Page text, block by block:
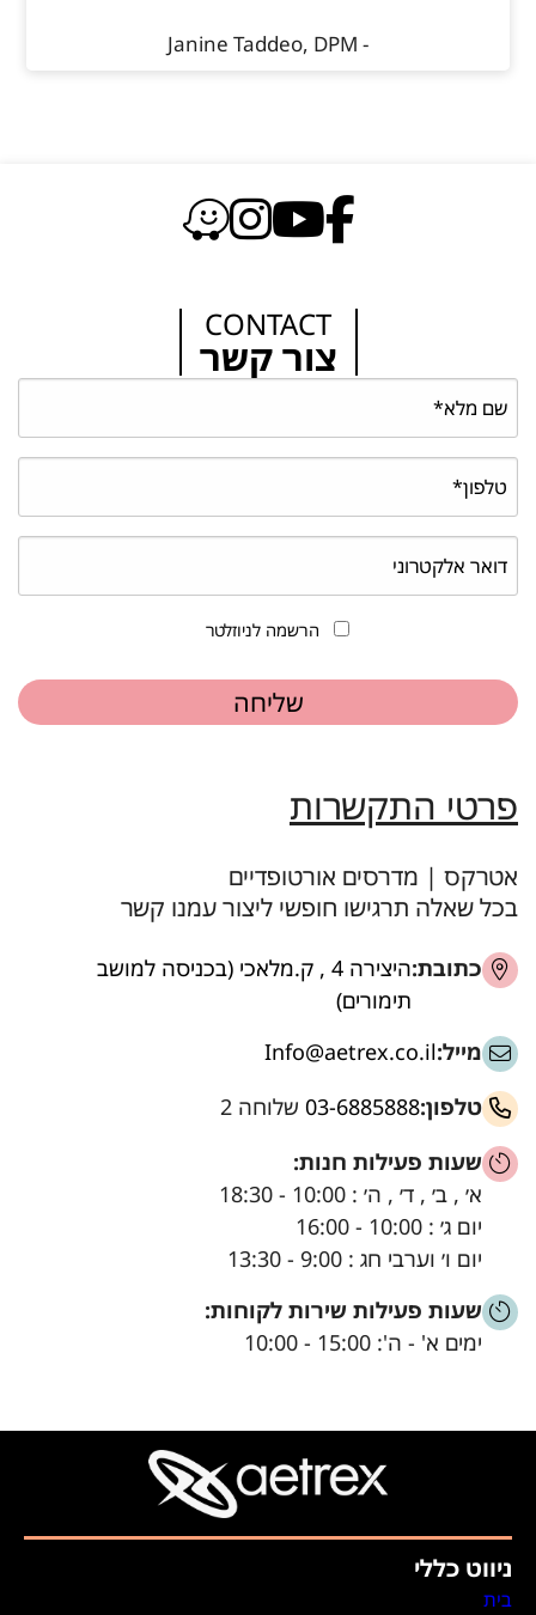
- Janine Taddeo, DPM
CONTACT
צור קשר
הרשמה לניוזלטר
פרטי התקשרות
אטרקס | מדרסים אורטופדיים
בכל שאלה תרגישו חופשי ליצור עמנו קשר
כתובת:
היצירה 4 , ק.מלאכי (בכניסה למושב
תימורים)
מייל:Info@aetrex.co.il
טלפון:03-6885888 שלוחה 2
שעות פעילות חנות:
א׳ , ב׳ , ד׳ , ה׳ : 10:00 - 18:30
יום ג׳ : 10:00 - 16:00
יום ו׳ וערבי חג : 9:00 - 13:30
שעות פעילות שירות לקוחות:
ימים א' - ה': 15:00 - 10:00
ניווט כללי
בית